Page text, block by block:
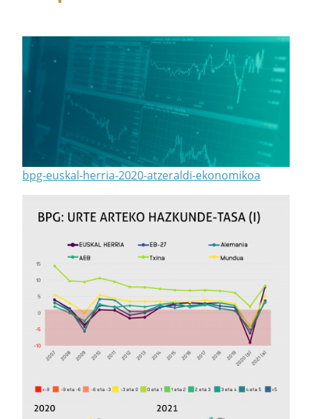
bpg-euskal-herria-2020-atzeraldi-ekonomikoa